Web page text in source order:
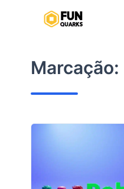
conteúdoMarcação: